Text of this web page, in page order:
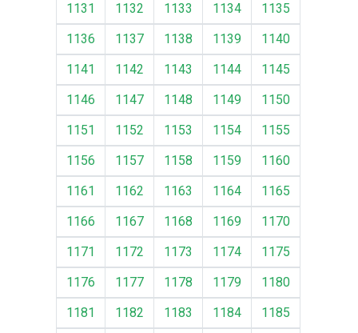
1131
1132 1133 1134
1135
1136
1137 1138 1139
1140
1141
1142 1143 1144
1145
1146
1147 1148 1149
1150
1151
1152 1153 1154
1155
1156
1157 1158 1159
1160
1161
1162 1163 1164
1165
1166
1167 1168 1169
1170
1171
1172 1173 1174
1175
1176
1177 1178 1179
1180
1181
1182 1183 1184 1185